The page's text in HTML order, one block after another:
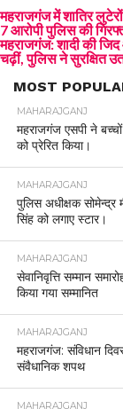
महराजगंज में शातिर
7 आरोपी पुलिस की
महराजगंज: शादी की जिद
चढ़ीं, पुलिस ने सुरक्षित
MOST
MAHARAJGANJ
महराजगंज एसपी ने
को प्रेरित किया।
MAHARAJGANJ
पुलिस अधीक्षक सोमेन्द्र
सिंह को लगाए स्टार।
MAHARAJGANJ
सेवानिवृत्ति सम्मान
किया गया सम्मानित
MAHARAJGANJ
महराजगंज: संविधान
संवैधानिक शपथ
MAHARAJGANJ